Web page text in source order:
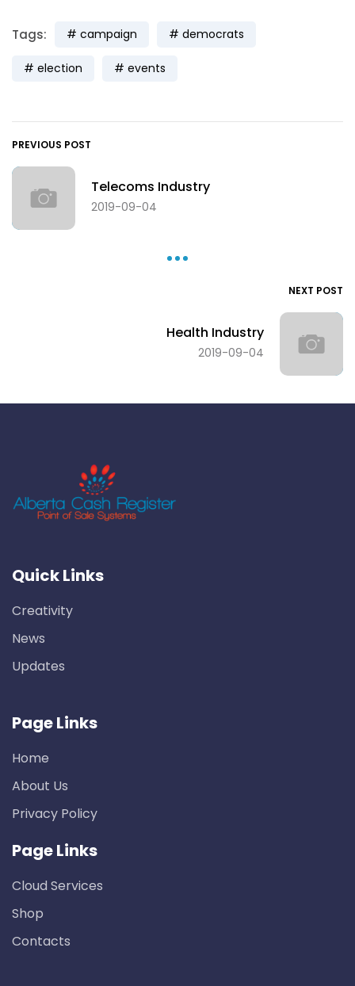
Tags: campaign democrats
election events
PREVIOUS POST
Telecoms Industry
2019-09-04
NEXT POST
Health Industry
2019-09-04
Quick Links
Creativity
News
Updates
Page Links
Home
About Us
Privacy Policy
Page Links
Cloud Services
Shop
Contacts